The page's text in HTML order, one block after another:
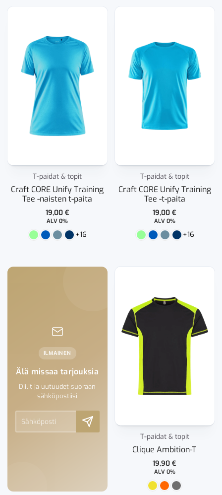
T-paidat & topit
Craft CORE Unify Training
Tee -naisten t-paita
19,00 €
ALV 0%
+16
T-paidat & topit
Craft CORE Unify Training
Tee -t-paita
19,00€
ALV 0%
+16
ILMAINEN
Älä missaa tarjouksia
Diilit ja uutuudet suoraan
sähköpostiisi
T-paidat & topit
Clique Ambition-T
19,90€
ALV 0%